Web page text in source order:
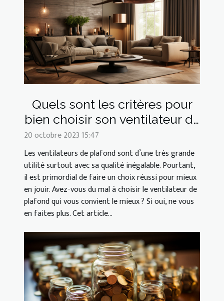
Quels sont les critères pour
bien choisir son ventilateur de
plafond ?
20 octobre 2023 15:47
Les ventilateurs de plafond sont d’une très grande
utilité surtout avec sa qualité inégalable. Pourtant,
il est primordial de faire un choix réussi pour mieux
en jouir. Avez-vous du mal à choisir le ventilateur de
plafond qui vous convient le mieux ? Si oui, ne vous
en faites plus. Cet article...